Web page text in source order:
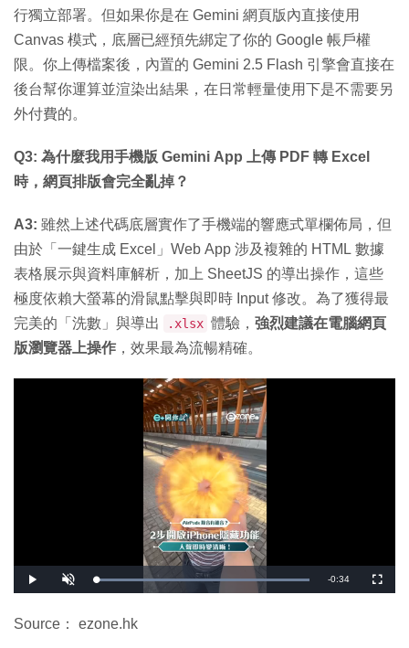
行獨立部署。但如果你是在 Gemini 網頁版內直接使用
Canvas 模式，底層已經預先綁定了你的 Google 帳戶權
限。你上傳檔案後，內置的 Gemini 2.5 Flash 引擎會直接在
後台幫你運算並渲染出結果，在日常輕量使用下是不需要另
外付費的。
Q3: 為什麼我用手機版 Gemini App 上傳 PDF 轉 Excel
時，網頁排版會完全亂掉？
A3: 雖然上述代碼底層實作了手機端的響應式單欄佈局，但
由於「一鍵生成 Excel」Web App 涉及複雜的 HTML 數據
表格展示與資料庫解析，加上 SheetJS 的導出操作，這些
極度依賴大螢幕的滑鼠點擊與即時 Input 修改。為了獲得最
完美的「洗數」與導出
.xlsx 體驗， 強烈建議在電腦網頁
版瀏覽器上操作 ，效果最為流暢精確。
播
放
開
啟
載
入
剩
-0:34
全
螢
Source： ezone.hk